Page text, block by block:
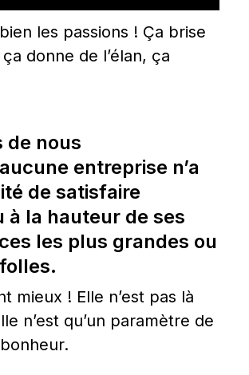
les passions ! Ça brise
donne de l’élan, ça
de nous
entreprise n’a
de satisfaire
à la hauteur de ses
les plus grandes ou
mieux ! Elle n’est pas là
n’est qu’un paramètre de